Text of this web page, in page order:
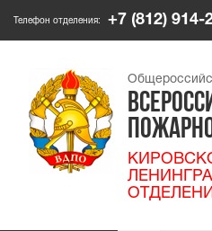
Телефон отделения: +7 (812) 914-